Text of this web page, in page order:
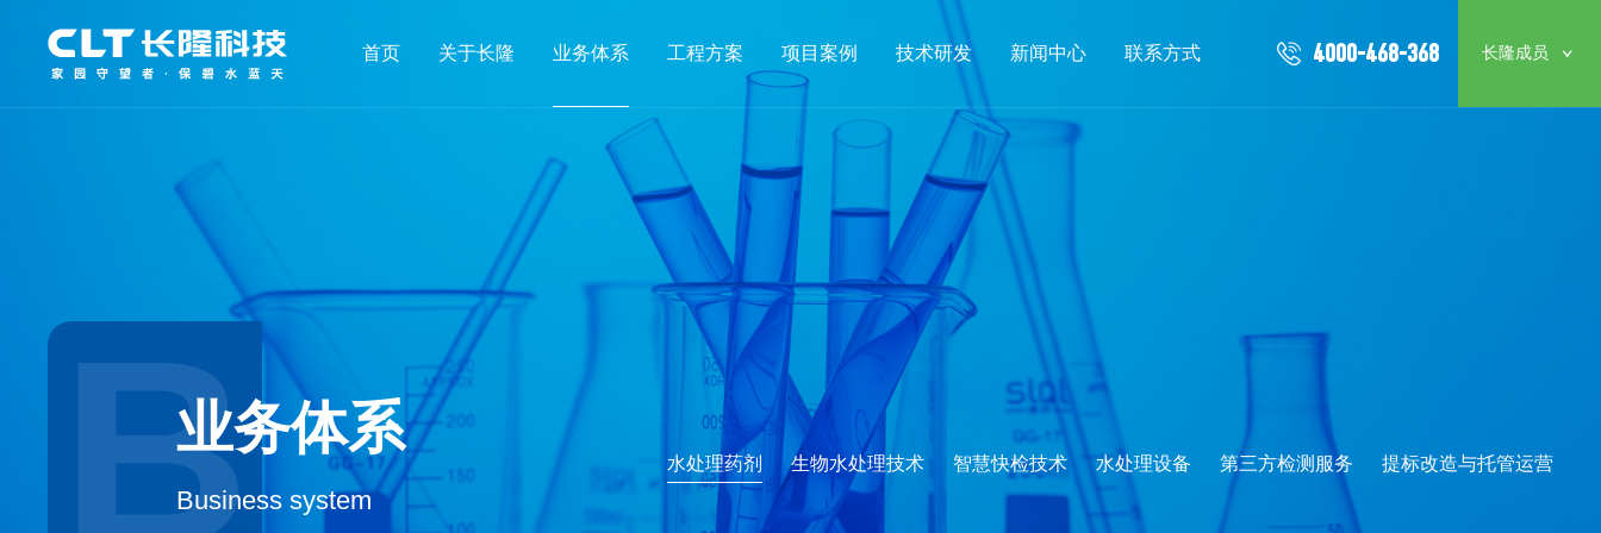
首页 关于长隆 业务体系 工程方案 项目案例 技术研发 新闻中心 联系方式 4000-468-368 长隆成员
B业务体系
Business system
水处理药剂 生物水处理技术 智慧快检技术 水处理设备 第三方检测服务 提标改造与托管运营